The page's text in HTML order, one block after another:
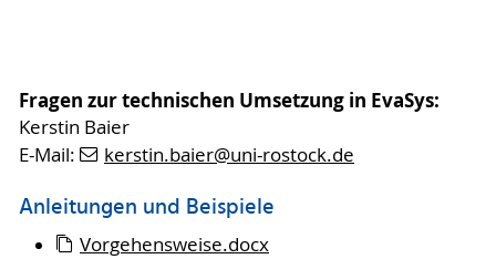
Fragen zur technischen Umsetzung in EvaSys:
Kerstin Baier
E-Mail:
kerstin.baier@uni-rostock.de
Anleitungen und Beispiele
Vorgehensweise.docx